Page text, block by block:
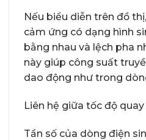
Nếu biểu diễn trên đồ
cảm ứng có dạng hình
bằng nhau và lệch pha
này giúp công suất
dao động như trong
Liên hệ giữa tốc độ
Tần số của dòng điện